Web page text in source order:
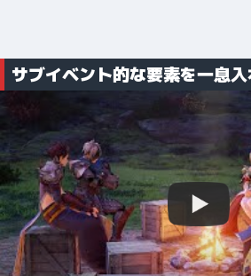
サブイベント的な要素を一息